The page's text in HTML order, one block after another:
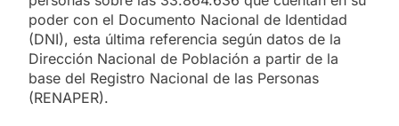
poder con el Documento Nacional de Identidad
(DNI), esta última referencia según datos de la
Dirección Nacional de Población a partir de la
base del Registro Nacional de las Personas
(RENAPER).